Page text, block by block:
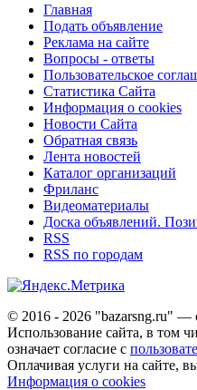
Главная
Подать объявление
Реклама на сайте
Вопросы - ответы
Пользовательское
Статистика Сайта
Информация о cookies
Новости Сайта
Обратная связь
Лента новостей
Каталог организаций
Фриланс
Видеоматериалы
Доска объявлений.
RSS
RSS по городам
© 2016 - 2026 "bazarsng.ru" —
Использование сайта, в том
означает согласие с
Оплачивая услуги на сайте,
Информация о cookies